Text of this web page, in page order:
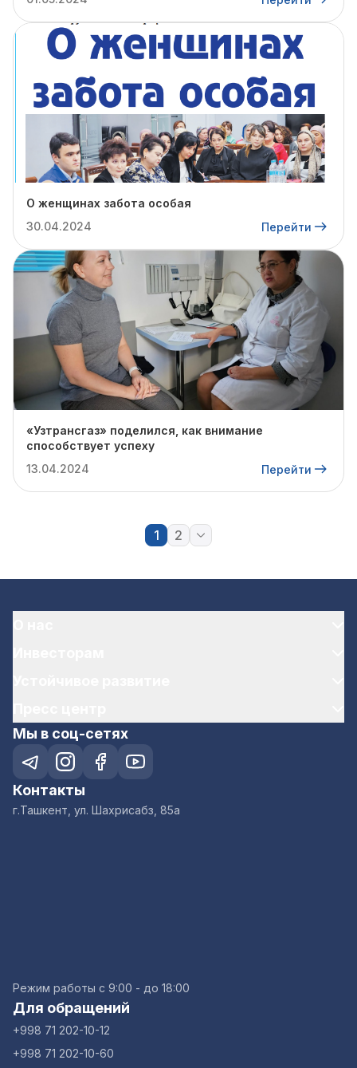
О женщинах забота особая
30.04.2024
Перейти
«Узтрансгаз» поделился, как внимание
способствует успеху
13.04.2024
Перейти
1 2
Мы в соц-сетях
Контакты
г.Ташкент, ул. Шахрисабз, 85а
Режим работы с 9:00 - до 18:00
Для обращений
+998 71 202-10-12
+998 71 202-10-60